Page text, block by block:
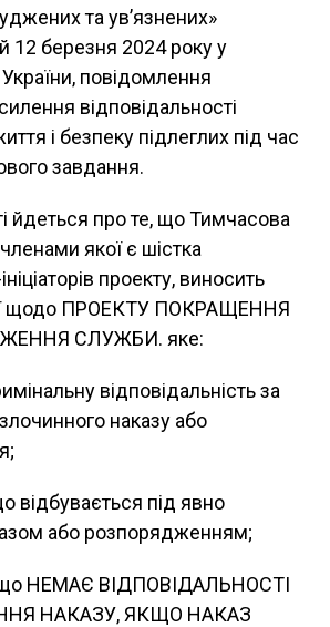
та ув’язнених»
12 березня 2024 року у
повідомлення
відповідальності
і безпеку підлеглих під час
завдання.
йдеться про те, що Тимчасова
якої є шістка
проекту, виносить
щодо ПРОЕКТУ ПОКРАЩЕННЯ
СЛУЖБИ. яке:
відповідальність за
наказу або
відбувається під явно
або розпорядженням;
що НЕМАЄ ВІДПОВІДАЛЬНОСТІ
НАКАЗУ, ЯКЩО НАКАЗ